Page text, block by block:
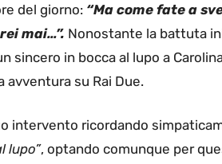
del giorno: “Ma come fate a
mai…”. Nonostante la battuta
sincero in bocca al lupo a
avventura su Rai Due.
intervento ricordando
lupo”, optando comunque per